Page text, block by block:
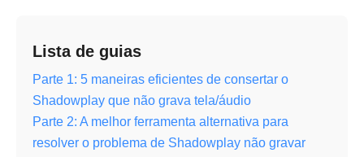
Lista de guias
Parte 1: 5 maneiras eficientes de consertar o
Shadowplay que não grava tela/áudio
Parte 2: A melhor ferramenta alternativa para
resolver o problema de Shadowplay não gravar